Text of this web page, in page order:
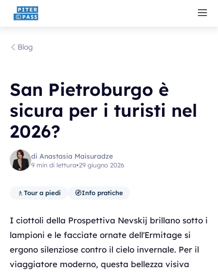
Blog
San Pietroburgo è
sicura per i turisti nel
2026?
di Anastasia Maisuradze
9 min di lettura•29 giugno 2026
🚶Tour a piedi 🧭Info pratiche
I ciottoli della Prospettiva Nevskij brillano sotto i
lampioni e le facciate ornate dell'Ermitage si
ergono silenziose contro il cielo invernale. Per il
viaggiatore moderno, questa bellezza visiva